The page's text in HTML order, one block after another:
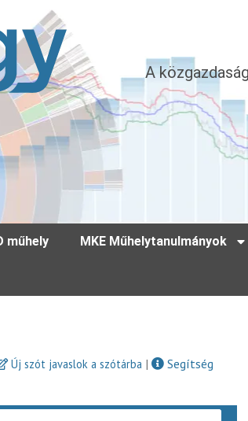
A
műhely MKE Műhelytanulmányok
Új szót javaslok a szótárba |
Segítség